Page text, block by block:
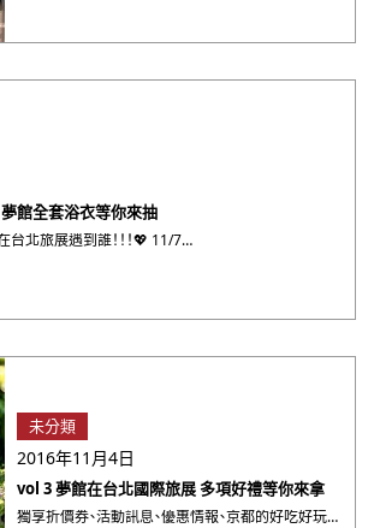
館全套浴衣等你來抽
✨看看我們Staff昨天在台北旅展遇到誰！！！💖 11/7前夢館在世貿一館2樓 ・・・
未分類
2016年11月4日
vol 3 夢館在台北國際旅展 多項好禮等你來拿
獨享折價券、活動訊息、優惠情報、京都的好吃好玩~~盡在夢館電子報→立即加入成為電子報會員吧！